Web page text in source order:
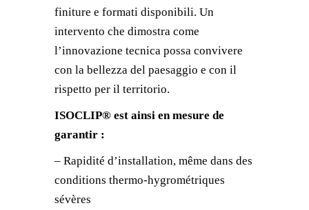
finiture e formati disponibili. Un
intervento che dimostra come
l’innovazione tecnica possa convivere
con la bellezza del paesaggio e con il
rispetto per il territorio.
ISOCLIP® est ainsi en mesure de
garantir :
– Rapidité d’installation, même dans des
conditions thermo-hygrométriques
sévères